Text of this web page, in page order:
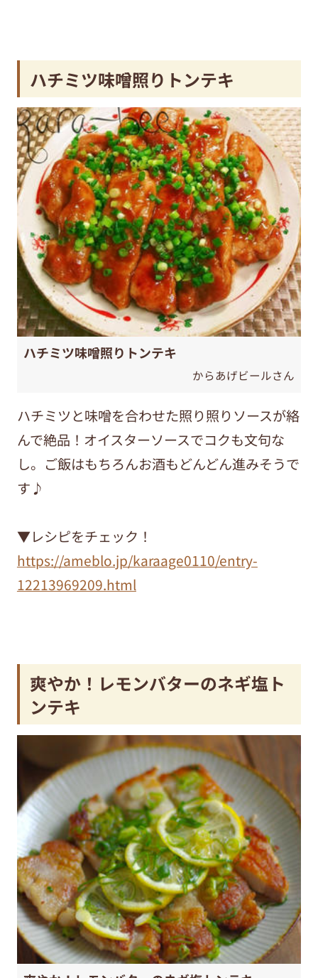
ハチミツ味噌照りトンテキ
ハチミツ味噌照りトンテキ
からあげビールさん
ハチミツと味噌を合わせた照り照りソースが絡
んで絶品！オイスターソースでコクも文句な
し。ご飯はもちろんお酒もどんどん進みそうで
す♪
▼レシピをチェック！
https://ameblo.jp/karaage0110/entry-
12213969209.html
爽やか！レモンバターのネギ塩ト
ンテキ